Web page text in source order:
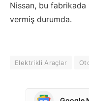
Nissan, bu fabrikada
vermiş durumda.
Elektrikli Araçlar